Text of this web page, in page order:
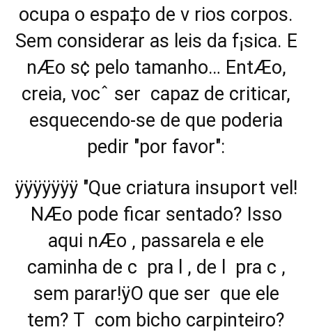
ocupa o espa‡o de v rios corpos.
Sem considerar as leis da f¡sica. E
nÆo s¢ pelo tamanho… EntÆo,
creia, vocˆ ser capaz de criticar,
esquecendo-se de que poderia
pedir "por favor":
ÿÿÿÿÿÿÿ "Que criatura insuport vel!
NÆo pode ficar sentado? Isso
aqui nÆo ‚ passarela e ele
caminha de c pra l , de l pra c ,
sem parar!ÿO que ser que ele
tem? T com bicho carpinteiro?